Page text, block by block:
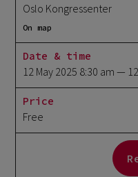
Oslo Kongressenter
On map
Date & time
12 May 2025 8:30 am —
Price
Free